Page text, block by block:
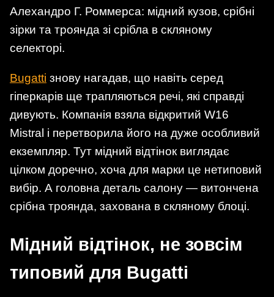
Алехандро Г. Роммерса: мідний кузов, срібні
зірки та троянда зі срібла в скляному
селекторі.
Bugatti знову нагадав, що навіть серед
гіперкарів ще трапляються речі, які справді
дивують. Компанія взяла відкритий W16
Mistral і перетворила його на дуже особливий
екземпляр. Тут мідний відтінок виглядає
цілком доречно, хоча для марки це нетиповий
вибір. А головна деталь салону — витончена
срібна троянда, захована в скляному блоці.
Мідний відтінок, не зовсім
типовий для Bugatti